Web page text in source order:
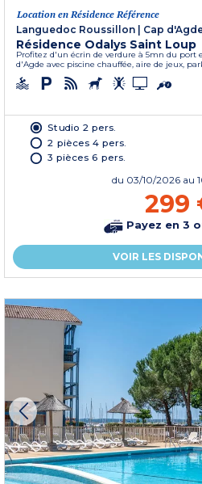
Location en Résidence Référence
Languedoc Roussillon | Cap
Résidence Odalys Saint Loup
Profitez d'un écrin de verdure à 5mn du port
d'Agde avec piscine chauffée, aire de jeux,
Studio 2 pers.
2 pièces 4 pers.
3 pièces 6 pers.
du 03/10/2026 au
299
Payez en 3
VOIR LES